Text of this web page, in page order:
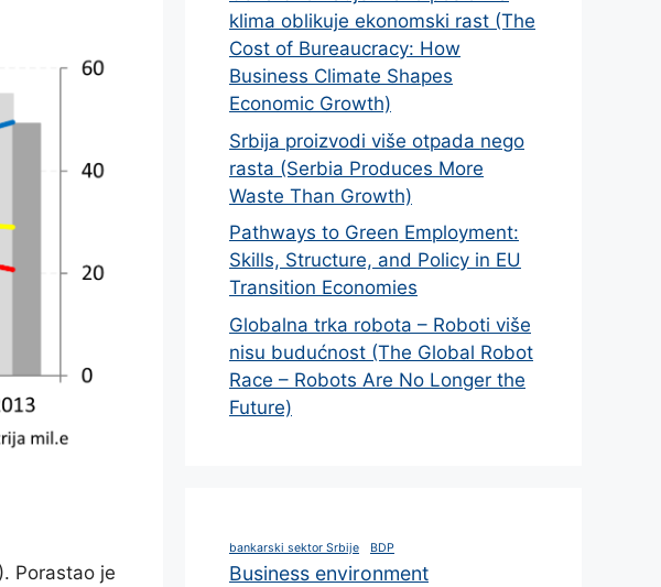
Porastao je
klima oblikuje ekonomski rast (The
Cost of Bureaucracy: How
Business Climate Shapes
Economic Growth)
Srbija proizvodi više otpada nego
rasta (Serbia Produces More
Waste Than Growth)
Pathways to Green Employment:
Skills, Structure, and Policy in EU
Transition Economies
Globalna trka robota – Roboti više
nisu budućnost (The Global Robot
Race – Robots Are No Longer the
Future)
bankarski sektor Srbije BDP
Business environment